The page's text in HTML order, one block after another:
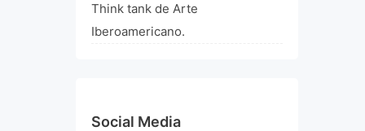
Think tank de Arte
Iberoamericano.
Social Media